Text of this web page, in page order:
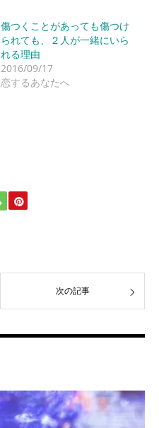
傷つくことがあっても傷つけ
られても、２人が一緒にいら
れる理由
2016/09/17
恋するあなたへ
次の記事